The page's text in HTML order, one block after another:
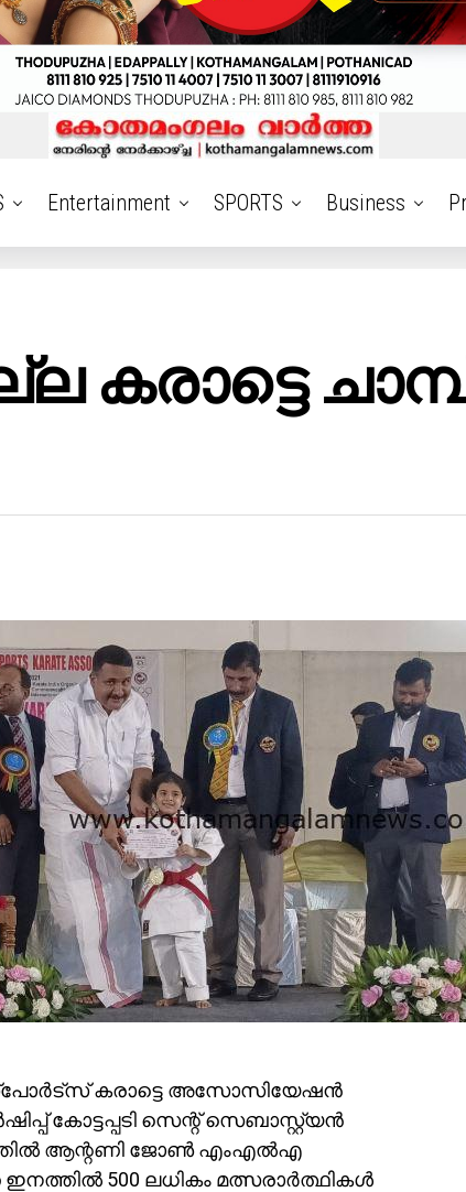
Entertainment SPORTS Business
കരാട്ടെ
കരാട്ടെ അസോസിയേഷൻ
കോട്ടപ്പടി സെന്റ് സെബാസ്റ്റ്യൻ
ആന്റണി ജോൺ എംഎൽഎ
500 ലധികം മത്സരാർത്ഥികൾ